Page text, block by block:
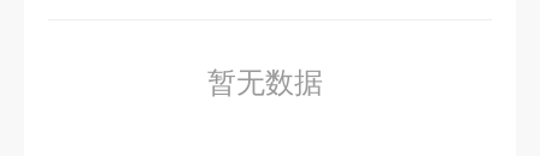
暂无数据